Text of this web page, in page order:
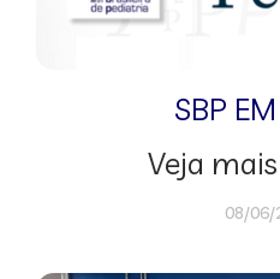
SBP
Veja
08/06/